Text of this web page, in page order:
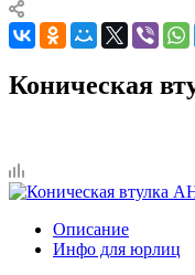
Коническая
Описание
Инфо для юрлиц